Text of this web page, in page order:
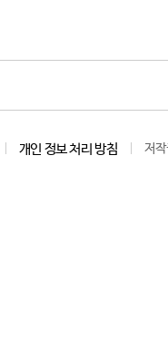
개인 정보 처리 방침 저